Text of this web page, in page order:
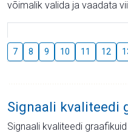
võimalik valida ja vaadata
7 8 9 10 11 12
Signaali kvaliteedi
Signaali kvaliteedi